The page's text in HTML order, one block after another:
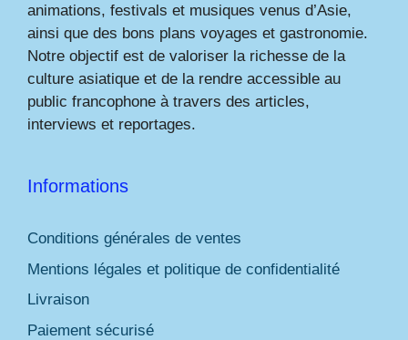
animations, festivals et musiques venus d’Asie,
ainsi que des bons plans voyages et gastronomie.
Notre objectif est de valoriser la richesse de la
culture asiatique et de la rendre accessible au
public francophone à travers des articles,
interviews et reportages.
Informations
Conditions générales de ventes
Mentions légales et politique de confidentialité
Livraison
Paiement sécurisé